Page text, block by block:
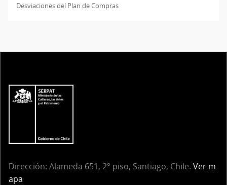
Desviaciones del Plan de Compras
Dirección: Alameda 651, 2° piso, Santiago, Chile. Ver m
apa